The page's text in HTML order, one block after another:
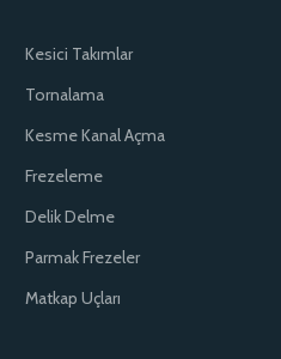
Kesici Takımlar
Tornalama
Kesme Kanal Açma
Frezeleme
Delik Delme
Parmak Frezeler
Matkap Uçları